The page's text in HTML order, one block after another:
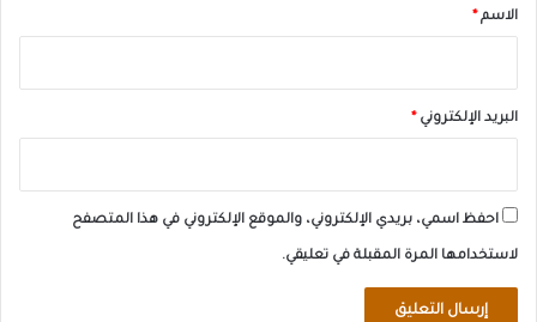
*الاسم *
البريد الإلكتروني *
احفظ اسمي، بريدي الإلكتروني، والموقع الإلكتروني في هذا المتصفح
لاستخدامها المرة المقبلة في تعليقي.